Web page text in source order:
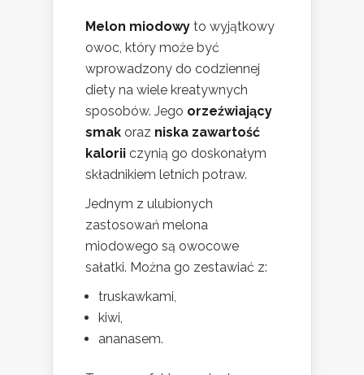
Melon miodowy to wyjątkowy
owoc, który może być
wprowadzony do codziennej
diety na wiele kreatywnych
sposobów. Jego orzeźwiający
smak oraz niska zawartość
kalorii czynią go doskonałym
składnikiem letnich potraw.
Jednym z ulubionych
zastosowań melona
miodowego są owocowe
sałatki. Można go zestawiać z:
truskawkami,
kiwi,
ananasem.